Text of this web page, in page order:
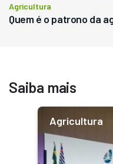
Agricultura
Quem é o patrono da
Saiba mais
Agricultura